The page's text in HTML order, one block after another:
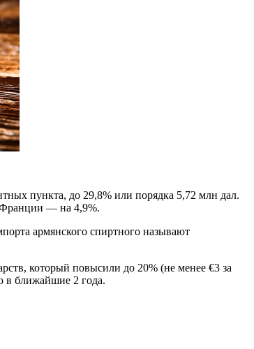
пункта, до 29,8% или порядка 5,72 млн дал.
— на 4,9%.
армянского спиртного называют
который повысили до 20% (не менее €3 за
в ближайшие 2 года.